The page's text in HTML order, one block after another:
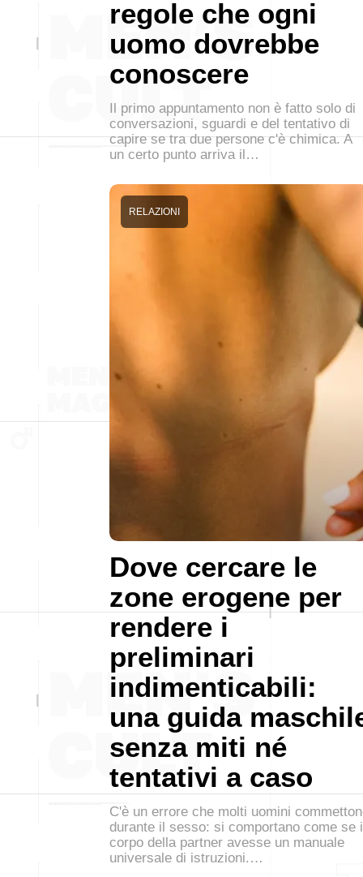
regole che ogni
uomo dovrebbe
conoscere
Il primo appuntamento non è fatto solo di
conversazioni, sguardi e del tentativo di
capire se tra due persone c'è chimica. A
un certo punto arriva il…
Dove cercare le
zone erogene per
rendere i
preliminari
indimenticabili:
una guida
senza miti né
tentativi a caso
RELAZIONI
C'è un errore che molti uomini
durante il sesso: si comportano come se
corpo della partner avesse un manuale
universale di istruzioni.…